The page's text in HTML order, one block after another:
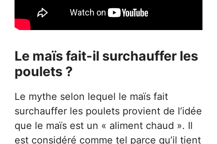
Le maïs fait-il surchauffer les
poulets ?
Le mythe selon lequel le maïs fait
surchauffer les poulets provient de l’idée
que le maïs est un « aliment chaud ». Il
est considéré comme tel parce qu’il tient